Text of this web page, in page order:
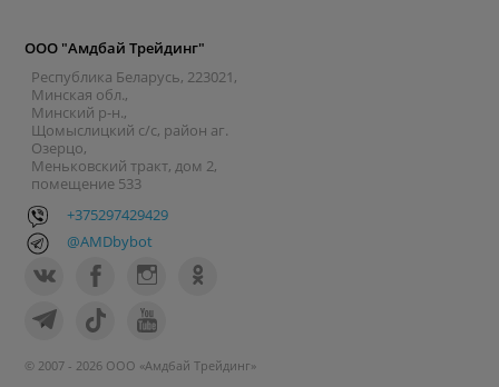
ООО "Амдбай Трейдинг"
Республика Беларусь, 223021,
Минская обл.,
Минский р-н.,
Щомыслицкий с/с, район аг.
Озерцо,
Меньковский тракт, дом 2,
помещение 533
+375297429429
@AMDbybot
© 2007 - 2026 ООО «Амдбай Трейдинг»